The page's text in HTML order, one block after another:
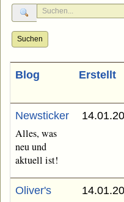
Suchen
Blog Erstellt
Newsticker
Alles, was
neu und
aktuell ist!
Oliver's